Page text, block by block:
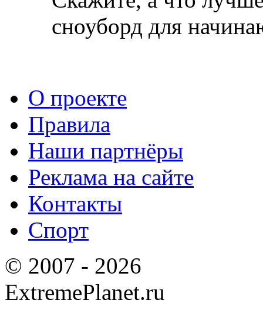
сноуборд для
О проекте
Правила
Наши партнёры
Реклама на сайте
Контакты
Спорт
© 2007 - 2026
ExtremePlanet.ru